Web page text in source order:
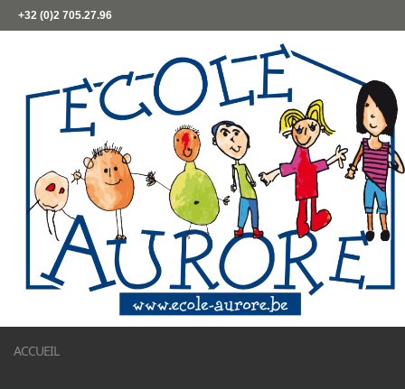
+32 (0)2 705.27.96
ACCUEIL